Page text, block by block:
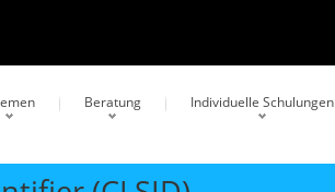
Beratung Individuelle Schulungen